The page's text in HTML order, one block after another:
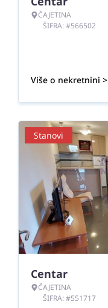
ČAJETINA
ŠIFRA: #566502
Više o nekretnini >
Stanovi
Centar
ČAJETINA
ŠIFRA: #551717